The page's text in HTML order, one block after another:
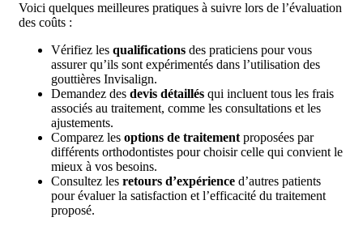
Voici quelques meilleures pratiques à suivre lors de l’évaluation
des coûts :
Vérifiez les qualifications des praticiens pour vous
assurer qu’ils sont expérimentés dans l’utilisation des
gouttières Invisalign.
Demandez des devis détaillés qui incluent tous les frais
associés au traitement, comme les consultations et les
ajustements.
Comparez les options de traitement proposées par
différents orthodontistes pour choisir celle qui convient le
mieux à vos besoins.
Consultez les retours d’expérience d’autres patients
pour évaluer la satisfaction et l’efficacité du traitement
proposé.